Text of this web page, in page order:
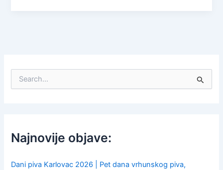
f
o
:
Najnovije objave:
Dani piva Karlovac 2026 | Pet dana vrhunskog piva,